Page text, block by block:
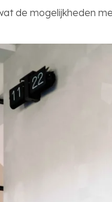
de mogelijkheden